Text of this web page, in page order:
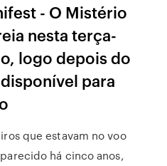
- O Mistério
nesta terça-
logo depois do
para
que estavam no voo
há cinco anos,